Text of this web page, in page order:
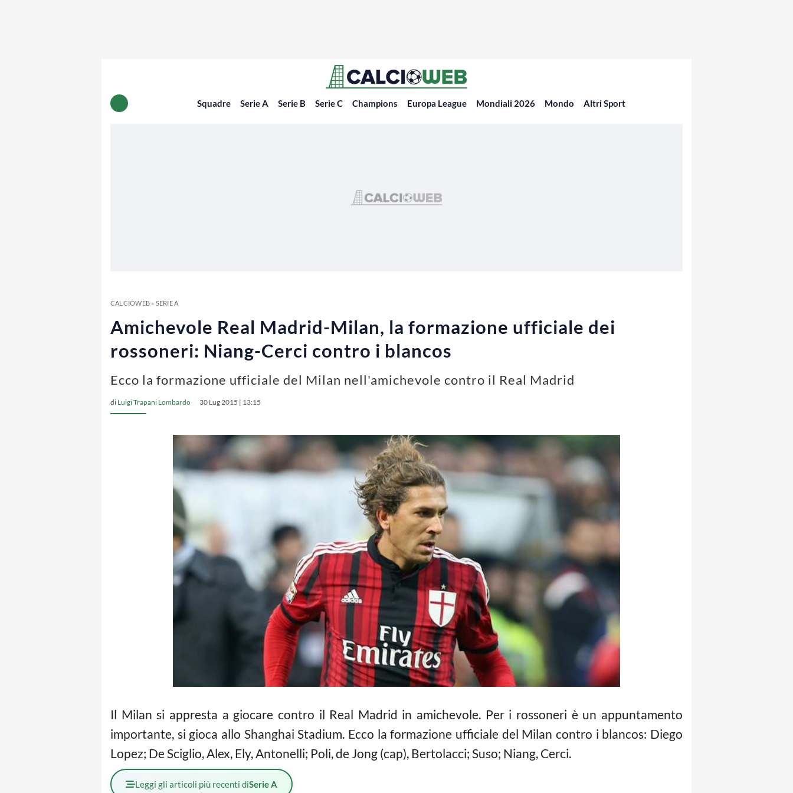
Squadre Serie A Serie B Serie C Champions Europa League Mondiali 2026 Mondo Altri Sport
CALCIOWEB» SERIE A
Amichevole Real Madrid-Milan, la formazione ufficiale dei
rossoneri: Niang-Cerci contro i blancos
Ecco la formazione ufficiale del Milan nell'amichevole contro il Real Madrid
di Luigi Trapani Lombardo 30 Lug 2015 | 13:15
Il Milan si appresta a giocare contro il Real Madrid in amichevole. Per i rossoneri è un appuntamento
importante, si gioca allo Shanghai Stadium. Ecco la formazione ufficiale del Milan contro i blancos: Diego
Lopez; De Sciglio, Alex, Ely, Antonelli; Poli, de Jong (cap), Bertolacci; Suso; Niang, Cerci.
Leggi gli articoli più recenti diSerie A